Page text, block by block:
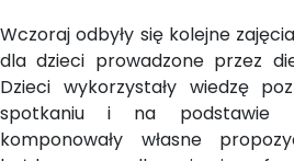
Wczoraj odbyły się kolejne
dla dzieci prowadzone przez
Dzieci wykorzystały wiedzę
spotkaniu i na podstawie
komponowały własne